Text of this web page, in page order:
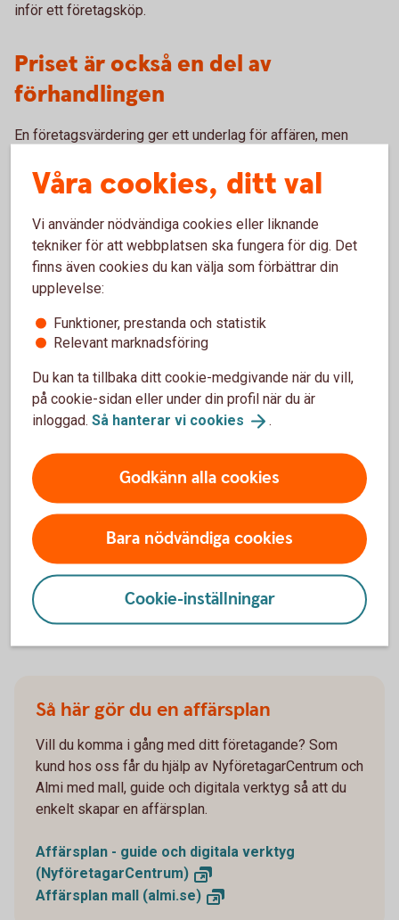
inför ett företagsköp.
Priset är också en del av
förhandlingen
En företagsvärdering ger ett underlag för affären, men
Det slutliga priset påverkas också av vad du som köpare är
Kanske finns det kunder, kompetens eller andra delar av
verksamheten som har ett särskilt värde för just ditt
företag.
Därför är det viktigt att utgå från dina egna mål med köpet.
Vad ska företagsköpet bidra med – och vad är det värt för
Innan du bestämmer dig
Inför ett företagsköp är det bra att skapa en tydlig bild av
både företagets ekonomi och framtida möjligheter. Titta på
lönsamhet, kassaflöde, kunder och beroendet av viktiga
personer. Fundera också på vilka risker du tar över och vilka
investeringar som kan behövas efter köpet.
En genomtänkt värdering kan ge dig ett bättre underlag inför
förhandlingen – och hjälpa dig att bedöma om affären
passar dina planer.
Så här gör du en affärsplan
Vill du komma i gång med ditt företagande? Som
kund hos oss får du hjälp av NyföretagarCentrum och
Almi med mall, guide och digitala verktyg så att du
enkelt skapar en affärsplan.
Affärsplan - guide och digitala verktyg
(NyföretagarCentrum)
Affärsplan mall (almi.se)
Våra cookies, ditt val
Vi använder nödvändiga cookies eller liknande
tekniker för att webbplatsen ska fungera för dig. Det
finns även cookies du kan välja som förbättrar din
upplevelse:
Funktioner, prestanda och statistik
Relevant marknadsföring
Du kan ta tillbaka ditt cookie-medgivande när du vill,
på cookie-sidan eller under din profil när du är
inloggad. Så hanterar vi cookies .
Godkänn alla cookies
Bara nödvändiga cookies
Cookie-inställningar